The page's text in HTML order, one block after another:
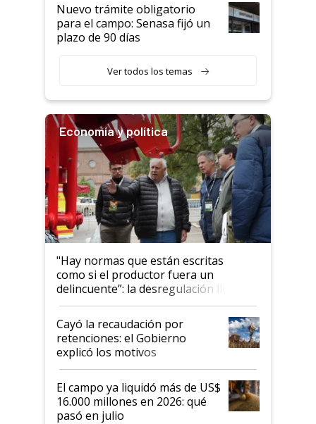
Nuevo trámite obligatorio
para el campo: Senasa fijó un
plazo de 90 días
Ver todos los temas
Economía y política
"Hay normas que están escritas
como si el productor fuera un
delincuente”: la desregulación llegó
al Congreso Aapresid y hasta se
habló del financiamiento al IPCVA
Cayó la recaudación por
retenciones: el Gobierno
explicó los motivos
El campo ya liquidó más de US$
16.000 millones en 2026: qué
pasó en julio